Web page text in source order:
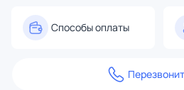
Способы оплаты